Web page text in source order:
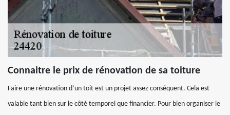
Connaitre le prix de rénovation de sa toiture
Faire une rénovation d’un toit est un projet assez conséquent. Cela est
valable tant bien sur le côté temporel que financier. Pour bien organiser le